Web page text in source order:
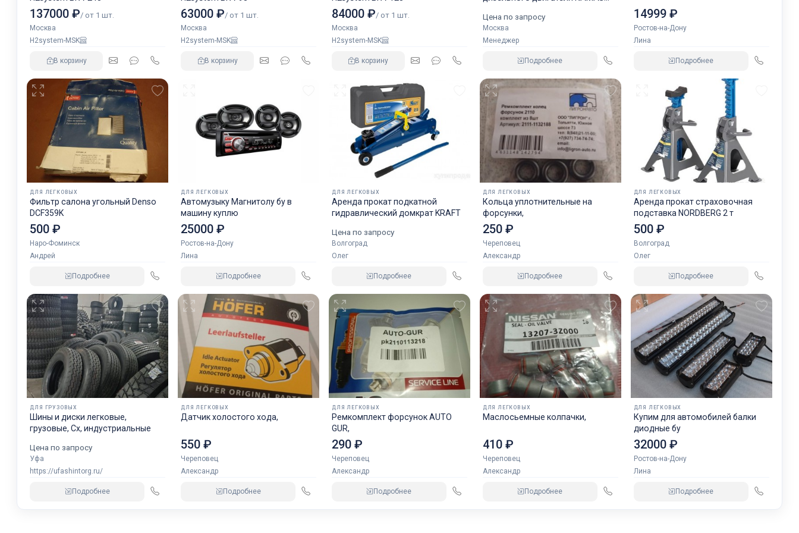
137000 ₽/ от 1 шт.
Москва
H2system-MSK
В корзину
63000 ₽/ от 1 шт.
Москва
H2system-MSK
В корзину
84000 ₽/ от 1 шт.
Москва
H2system-MSK
В корзину
Цена по запросу
Москва
Менеджер
Подробнее
14999 ₽
Ростов-на-Дону
Лина
Подробнее
ДЛЯ ЛЕГКОВЫХ
Фильтр салона угольный Denso
DCF359K
500 ₽
Наро-Фоминск
Андрей
Подробнее
ДЛЯ ЛЕГКОВЫХ
Автомузыку Магнитолу бу в
машину куплю
25000 ₽
Ростов-на-Дону
Лина
Подробнее
ДЛЯ ЛЕГКОВЫХ
Аренда прокат подкатной
гидравлический домкрат KRAFT
Цена по запросу
Волгоград
Олег
Подробнее
ДЛЯ ЛЕГКОВЫХ
Кольца уплотнительные на
форсунки,
250 ₽
Череповец
Александр
Подробнее
ДЛЯ ЛЕГКОВЫХ
Аренда прокат страховочная
подставка NORDBERG 2 т
500 ₽
Волгоград
Олег
Подробнее
ДЛЯ ГРУЗОВЫХ
Шины и диски легковые,
грузовые, Сх, индустриальные
Цена по запросу
Уфа
https://ufashintorg.ru/
Подробнее
ДЛЯ ЛЕГКОВЫХ
Датчик холостого хода,
550 ₽
Череповец
Александр
Подробнее
ДЛЯ ЛЕГКОВЫХ
Ремкомплект форсунок AUTO
GUR,
290 ₽
Череповец
Александр
Подробнее
ДЛЯ ЛЕГКОВЫХ
Маслосьемные колпачки,
410 ₽
Череповец
Александр
Подробнее
ДЛЯ ЛЕГКОВЫХ
Купим для автомобилей балки
диодные бу
32000 ₽
Ростов-на-Дону
Лина
Подробнее